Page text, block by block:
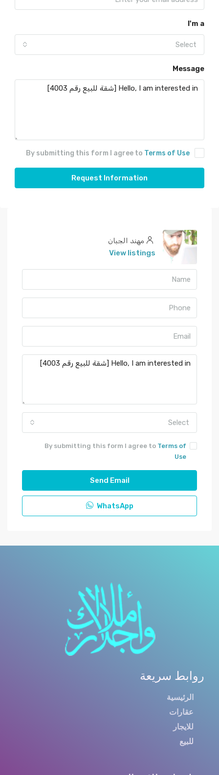
I'm a
Select
Message
By submitting this form I agree to Terms of Use
Request Information
مهند الجبان
View listings
Select
By submitting this form I agree to Terms of
Use
Send Email
WhatsApp
روابط سريعة
الرئيسية
عقارات
للايجار
للبيع